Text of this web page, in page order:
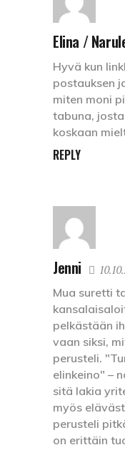
Elina /
Hyvä kun
postauksen
miten moni
tabuna,
koskaan
REPLY
Jenni
Mua suretti
pelkästään
vaan siksi,
perusteli.
elinkeino" –
sitä lakia
myös
perusteli
on erittäin